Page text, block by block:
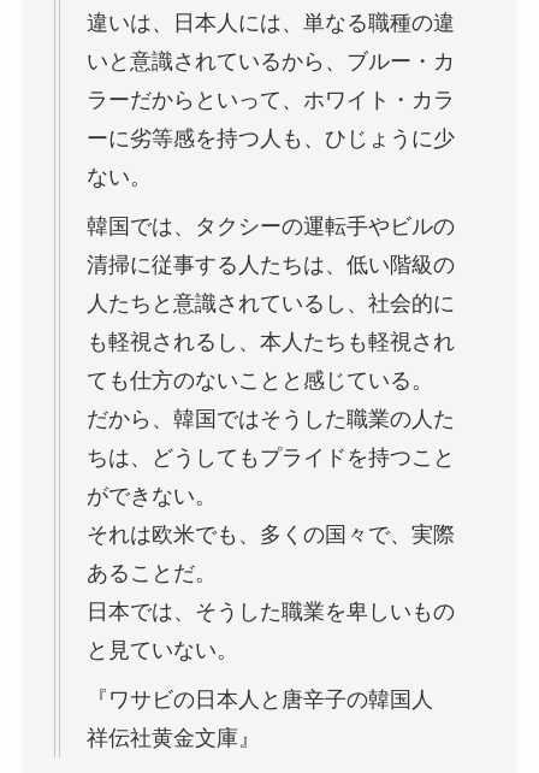
違いは、日本人には、単なる職種の違
いと意識されているから、ブルー・カ
ラーだからといって、ホワイト・カラ
ーに劣等感を持つ人も、ひじょうに少
ない。
韓国では、タクシーの運転手やビルの
清掃に従事する人たちは、低い階級の
人たちと意識されているし、社会的に
も軽視されるし、本人たちも軽視され
ても仕方のないことと感じている。
だから、韓国ではそうした職業の人た
ちは、どうしてもプライドを持つこと
ができない。
それは欧米でも、多くの国々で、実際
あることだ。
日本では、そうした職業を卑しいもの
と見ていない。
『ワサビの日本人と唐辛子の韓国人
祥伝社黄金文庫』